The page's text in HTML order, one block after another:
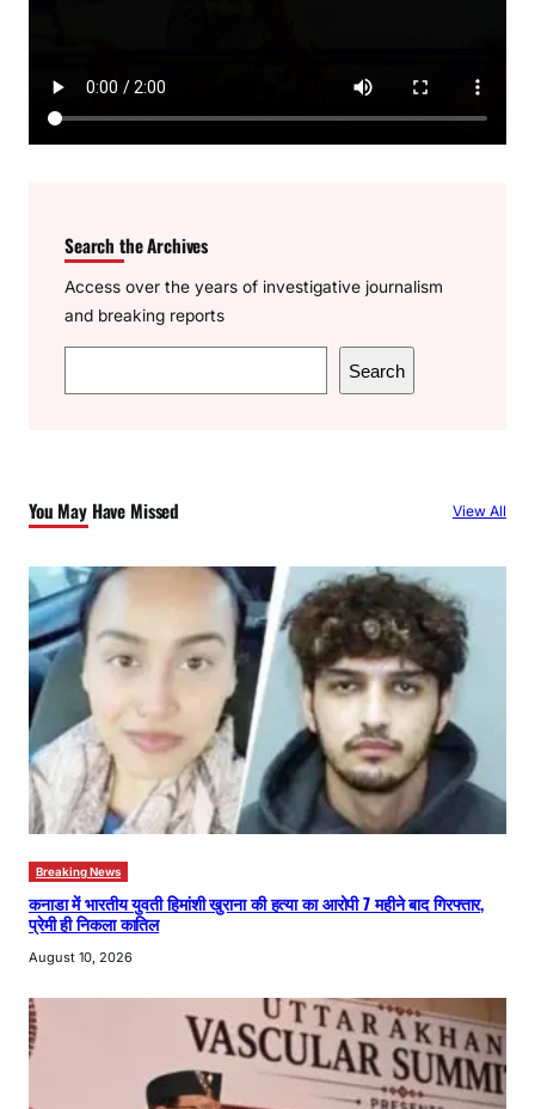
Search the Archives
Access over the years of investigative journalism
and breaking reports
e
h
Search
You May Have Missed View All
Breaking News
कनाडा में भारतीय युवती हिमांशी खुराना की हत्या का आरोपी 7 महीने बाद गिरफ्तार,
प्रेमी ही निकला कातिल
August 10, 2026